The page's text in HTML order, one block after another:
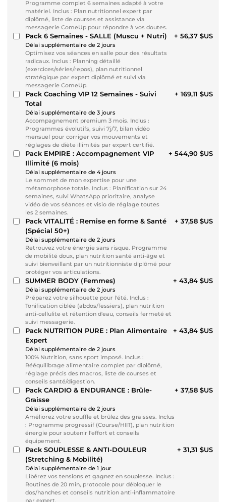
Programme complet 6 semaines adapté à votre
matériel. Inclus : Plan nutritionnel expert par
diplômé, liste de courses et assistance via
messagerie ComeUp pour répondre à vos doutes.
Pack 6 Semaines - SALLE (Muscu + Nutri)
Délai supplémentaire de 2 jours
Optimisez vos séances en salle pour des résultats
radicaux. Inclus : Planning détaillé
(exercices/séries/repos), plan nutritionnel
stratégique par expert diplômé et suivi via
messagerie ComeUp.
+ 56,37 $US
Pack Coaching VIP 12 Semaines - Suivi
Total
Délai supplémentaire de 3 jours
Accompagnement premium 3 mois. Inclus :
Programmes évolutifs, suivi 7j/7, bilan vidéo
mensuel pour corriger vos mouvements et
réglages de diète illimités par expert certifié.
+ 169,11 $US
Pack EMPIRE : Accompagnement VIP
Illimité (6 mois)
Délai supplémentaire de 4 jours
Le sommet de mon expertise pour une
métamorphose totale. Inclus : Planification sur 24
semaines, suivi WhatsApp prioritaire, analyse
vidéo de vos séances et visio de réglage toutes
les 2 semaines.
+ 544,90 $US
Pack VITALITÉ : Remise en forme & Santé
(Spécial 50+)
Délai supplémentaire de 2 jours
Retrouvez votre énergie sans risque. Programme
de mobilité doux, plan nutrition santé anti-âge et
suivi bienveillant par un nutritionniste diplômé pour
protéger vos articulations.
+ 37,58 $US
SUMMER BODY (Femmes)
Délai supplémentaire de 2 jours
Préparez votre silhouette pour l'été. Inclus :
Tonification ciblée (abdos/fessiers), plan nutrition
anti-cellulite et rétention d'eau, conseils fermeté et
suivi messagerie.
+ 43,84 $US
Pack NUTRITION PURE : Plan Alimentaire
Expert
Délai supplémentaire de 2 jours
100% Nutrition, sans sport imposé. Inclus :
Rééquilibrage alimentaire complet par diplômé,
réglage précis des macros, liste de courses et
conseils santé/digestion.
+ 43,84 $US
Pack CARDIO & ENDURANCE : Brûle-
Graisse
Délai supplémentaire de 2 jours
Améliorez votre souffle et brûlez des graisses. Inclus
: Programme progressif (Course/HIIT), plan nutrition
énergie pour soutenir l'effort et conseils
équipement.
+ 37,58 $US
Pack SOUPLESSE & ANTI-DOULEUR
(Stretching & Mobilité)
Délai supplémentaire de 1 jour
Libérez vos tensions et gagnez en souplesse. Inclus :
Routines de 20 min, protocole pour débloquer le
dos/hanches et conseils nutrition anti-inflammatoire
par expert.
+ 31,31 $US